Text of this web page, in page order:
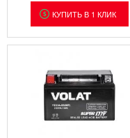
КУПИТЬ В 1 КЛИК